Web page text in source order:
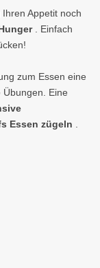
Appetit noch
. Einfach
zum Essen eine
Eine
Essen zügeln .